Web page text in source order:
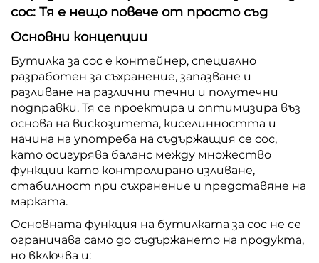
сос: Тя е нещо повече от просто съд
Основни концепции
Бутилка за сос е контейнер, специално
разработен за съхранение, запазване и
разливане на различни течни и полутечни
подправки. Тя се проектира и оптимизира въз
основа на вискозитета, киселинността и
начина на употреба на съдържащия се сос,
като осигурява баланс между множество
функции като контролирано изливане,
стабилност при съхранение и представяне на
марката.
Основната функция на бутилката за сос не се
ограничава само до съдържането на продукта,
но включва и: